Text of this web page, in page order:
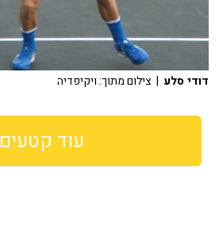
דודי סלע | צילום מתוך: ויקיפדיה
עוד קטעים